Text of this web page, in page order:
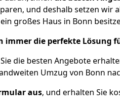
und deshalb setzen wir
großes Haus in Bonn
immer die perfekte Lösung
die besten Angebote
Umzug von Bonn
aus, und erhalten Sie